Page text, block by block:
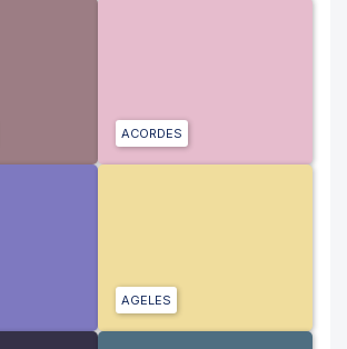
ACORDES
AGELES